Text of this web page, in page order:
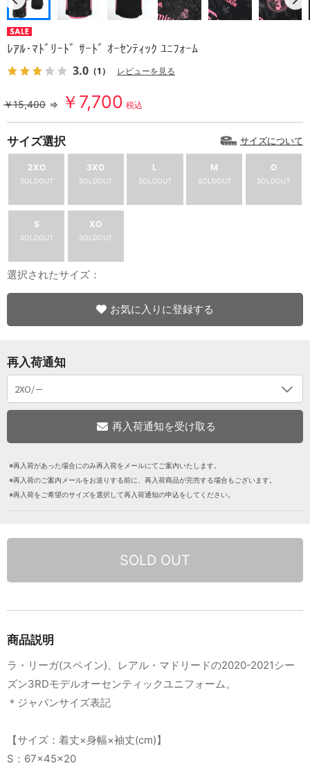
ﾚｱﾙ･ﾏﾄﾞﾘｰﾄﾞ ｻｰﾄﾞ ｵｰｾﾝﾃｨｯｸ ﾕﾆﾌｫｰﾑ
3.0 （1） レビューを見る
￥15,400 ⇒ ￥7,700 税込
サイズ選択 サイズについて
2XO
SOLDOUT
3XO
SOLDOUT
L
SOLDOUT
M
SOLDOUT
O
SOLDOUT
S
SOLDOUT
XO
SOLDOUT
選択されたサイズ：
お気に入りに登録する
再入荷通知
※再入荷があった場合にのみ再入荷をメールにてご案内いたします。
※再入荷のご案内メールをお送りする前に、再入荷商品が完売する場合もございます。
※再入荷をご希望のサイズを選択して再入荷通知の申込をしてください。
SOLD OUT
商品説明
ラ・リーガ(スペイン)、レアル・マドリードの2020-2021シー
ズン3RDモデルオーセンティックユニフォーム。
＊ジャパンサイズ表記
【サイズ：着丈×身幅×袖丈(cm)】
S：67×45×20